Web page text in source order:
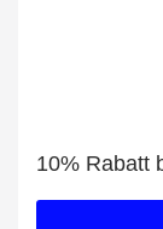
10% Rabatt